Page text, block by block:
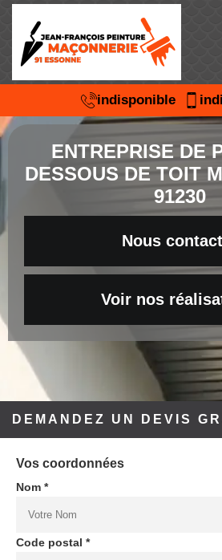
indisponible
ENTREPRISE DE
DESSOUS DE TOIT
91230
Nous
Voir nos
DEMANDEZ UN DEVIS
Vos coordonnées
Nom *
Code postal *